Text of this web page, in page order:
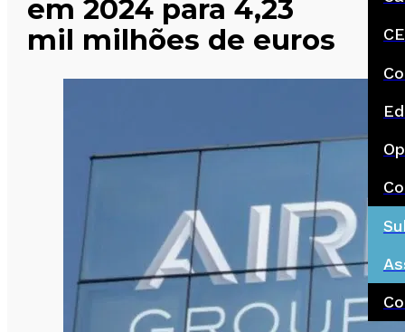
em 2024 para 4,23
mil milhões de euros